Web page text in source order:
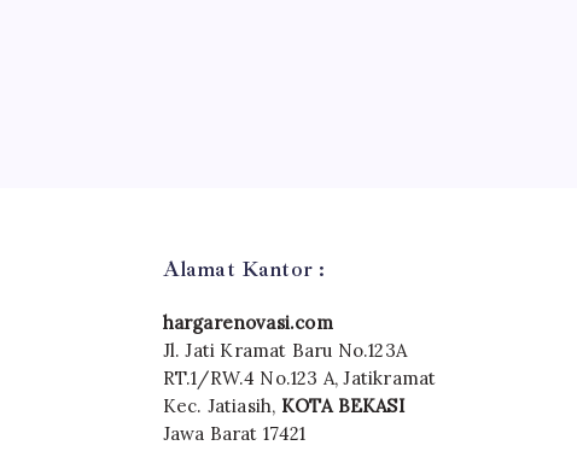
Alamat Kantor :
hargarenovasi.com
Jl. Jati Kramat Baru No.123A
RT.1/RW.4 No.123 A, Jatikramat
Kec. Jatiasih, KOTA BEKASI
Jawa Barat 17421